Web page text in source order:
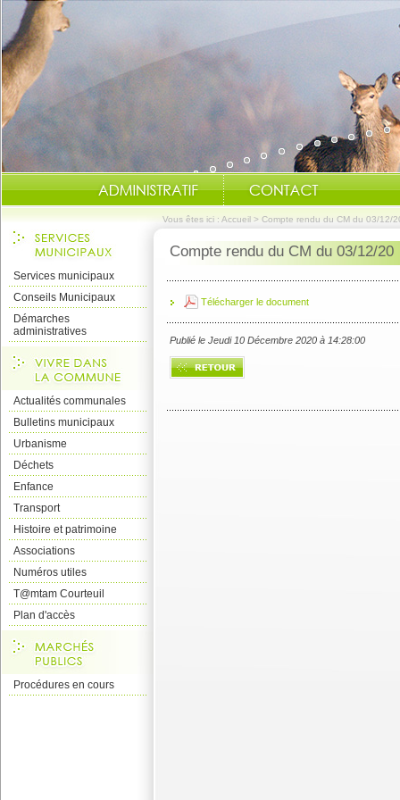
Vous êtes ici : Accueil > Compte rendu du CM du 03/12/
Services municipaux
Conseils Municipaux
Démarches
administratives
Actualités communales
Bulletins municipaux
Urbanisme
Déchets
Enfance
Transport
Histoire et patrimoine
Associations
Numéros utiles
T@mtam Courteuil
Plan d'accès
Procédures en cours
Compte rendu du CM du 03/12/20
Télécharger le document
Publié le Jeudi 10 Décembre 2020 à 14:28:00